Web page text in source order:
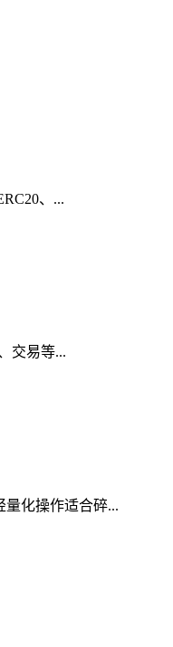
、...
交易等...
化操作适合碎...